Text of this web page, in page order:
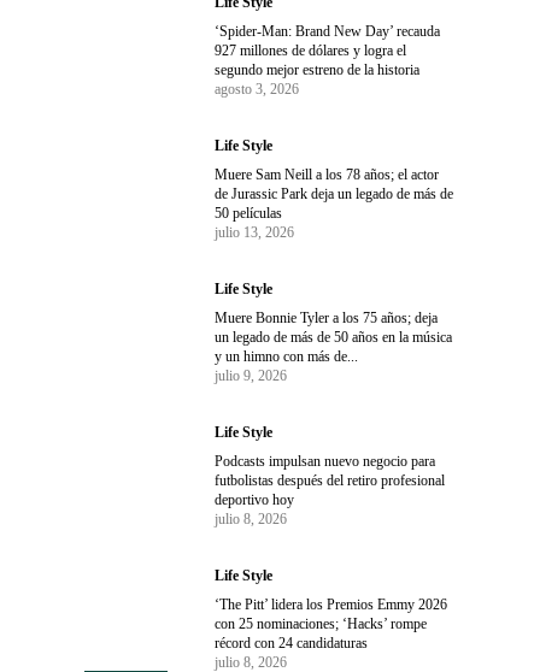
‘Spider-Man: Brand New Day’ recauda
927 millones de dólares y logra el
segundo mejor estreno de la historia
agosto 3, 2026
Life Style
Muere Sam Neill a los 78 años; el actor
de Jurassic Park deja un legado de más de
50 películas
julio 13, 2026
Life Style
Muere Bonnie Tyler a los 75 años; deja
un legado de más de 50 años en la música
y un himno con más de...
julio 9, 2026
Life Style
Podcasts impulsan nuevo negocio para
futbolistas después del retiro profesional
deportivo hoy
julio 8, 2026
Life Style
‘The Pitt’ lidera los Premios Emmy 2026
con 25 nominaciones; ‘Hacks’ rompe
récord con 24 candidaturas
julio 8, 2026